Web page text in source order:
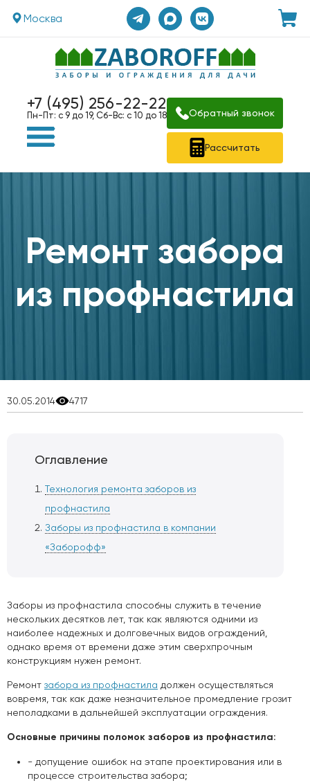
Москва
+7 (495) 256-22-22
Пн-Пт: с 9 до 19, Сб-Вс: с 10 до 18 Обратный звонок
Рассчитать
Ремонт забора
из профнастила
30.05.2014 4717
Оглавление
Технология ремонта заборов из
профнастила
Заборы из профнастила в компании
«Заборофф»
Заборы из профнастила способны служить в течение
нескольких десятков лет, так как являются одними из
наиболее надежных и долговечных видов ограждений,
однако время от времени даже этим сверхпрочным
конструкциям нужен ремонт.
Ремонт забора из профнастила должен осуществляться
вовремя, так как даже незначительное промедление грозит
неполадками в дальнейшей эксплуатации ограждения.
Основные причины поломок заборов из профнастила:
- допущение ошибок на этапе проектирования или в
процессе строительства забора;